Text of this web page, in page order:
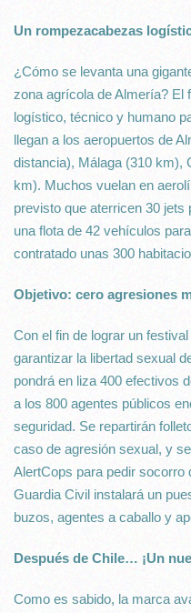
Un rompezacabezas
¿Cómo se levanta una
zona agrícola de Almería? El
logístico, técnico y humano
llegan a los aeropuertos de
distancia), Málaga (310 km),
km). Muchos vuelan en
previsto que aterricen 30
una flota de 42 vehículos
contratado unas 300
Objetivo: cero agresiones
Con el fin de lograr un
garantizar la libertad sexual
pondrá en liza 400 efectivos
a los 800 agentes públicos
seguridad. Se repartirán
caso de agresión sexual, y
AlertCops para pedir
Guardia Civil instalará un
buzos, agentes a caballo y
Después de Chile… ¡Un
Como es sabido, la marca